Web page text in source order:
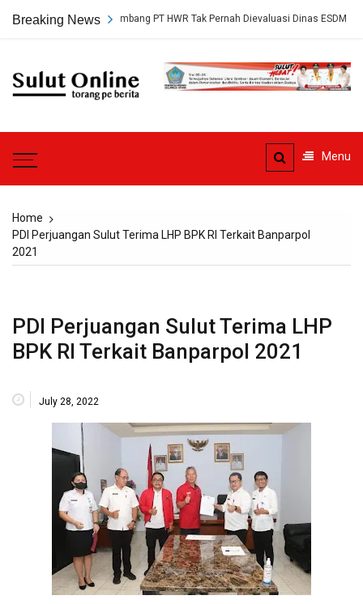
Breaking News
Persetujuan Tambang PT HWR Tak Pernah Dievaluasi Dinas ESDM
Sulut
Menu
Home
PDI Perjuangan Sulut Terima LHP BPK RI Terkait Banparpol
2021
PDI Perjuangan Sulut Terima LHP
BPK RI Terkait Banparpol 2021
July 28, 2022